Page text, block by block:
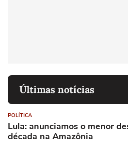
Últimas notícias
POLÍTICA
Lula: anunciamos o menor
década na Amazônia